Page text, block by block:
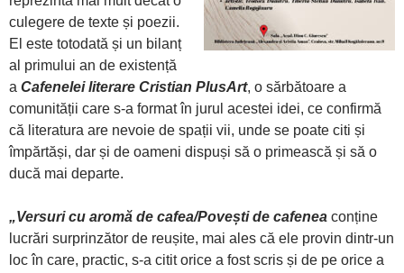
culegere de texte și poezii.
El este totodată și un bilanț
al primului an de existență
a Cafenelei literare Cristian PlusArt, o sărbătoare a
comunității care s-a format în jurul acestei idei, ce confirmă
că literatura are nevoie de spații vii, unde se poate citi și
împărtăși, dar și de oameni dispuși să o primească și să o
ducă mai departe.
„Versuri cu aromă de cafea/Povești de cafenea conține
lucrări surprinzător de reușite, mai ales că ele provin dintr-un
loc în care, practic, s-a citit orice a fost scris și de pe orice a